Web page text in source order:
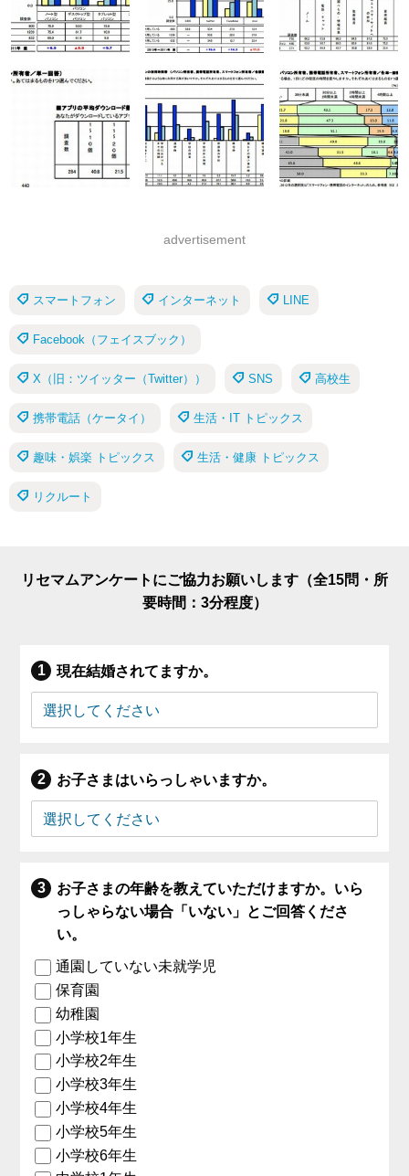
advertisement
スマートフォン インターネット LINE
Facebook（フェイスブック）
X（旧：ツイッター（Twitter）） SNS 高校生
携帯電話（ケータイ） 生活・IT トピックス
趣味・娯楽 トピックス 生活・健康 トピックス
リクルート
リセマムアンケートにご協力お願いします（全15問・所
要時間：3分程度）
現在結婚されてますか。
お子さまはいらっしゃいますか。
お子さまの年齢を教えていただけますか。いら
っしゃらない場合「いない」とご回答くださ
い。
通園していない未就学児
保育園
幼稚園
小学校1年生
小学校2年生
小学校3年生
小学校4年生
小学校5年生
小学校6年生